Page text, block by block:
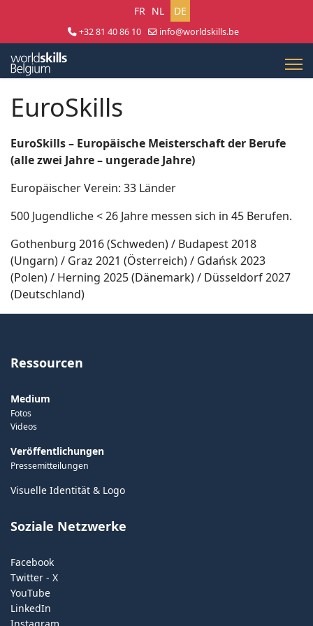
Sprache auswählen
FR NL DE
+32 81 40 86 10
info@worldskills.be
EuroSkills
EuroSkills – Europäische Meisterschaft der Berufe
(alle zwei Jahre – ungerade Jahre)
Europäischer Verein: 33 Länder
500 Jugendliche < 26 Jahre messen sich in 45 Berufen.
Gothenburg 2016 (Schweden) / Budapest 2018
(Ungarn) / Graz 2021 (Österreich) / Gdańsk 2023
(Polen) / Herning 2025 (Dänemark) / Düsseldorf 2027
(Deutschland)
Ressourcen
Medium
Fotos
Videos
Veröffentlichungen
Pressemitteilungen
Visuelle Identität & Logo
Soziale Netzwerke
Facebook
Twitter - X
YouTube
LinkedIn